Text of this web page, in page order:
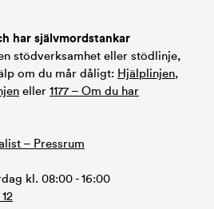
har självmordstankar
stödverksamhet eller stödlinje,
om du mår dåligt: Hjälplinjen,
eller 1177 – Om du har
– Pressrum
kl. 08:00 - 16:00